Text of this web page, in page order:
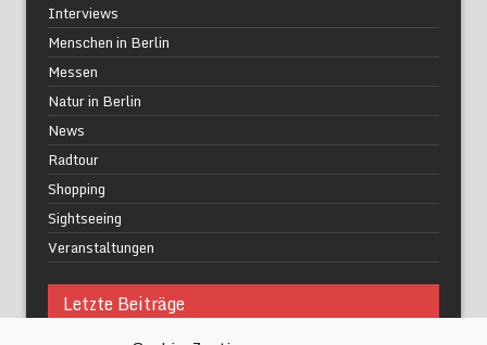
Interviews
Menschen in Berlin
Messen
Natur in Berlin
News
Radtour
Shopping
Sightseeing
Veranstaltungen
Letzte Beiträge